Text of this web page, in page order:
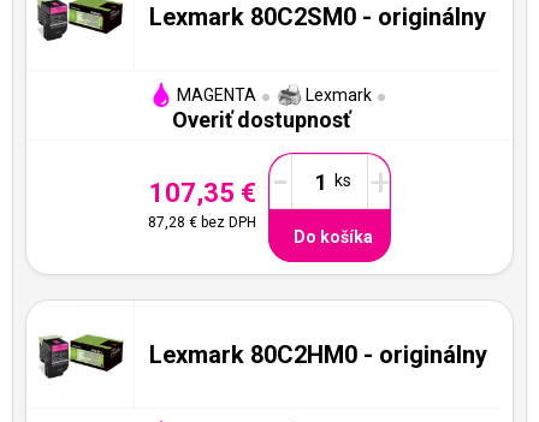
Lexmark 80C2SM0 - originálny
MAGENTA Lexmark
Overiť dostupnosť
107,35 €
87,28 € bez DPH
- +
Do košíka
Lexmark 80C2HM0 - originálny